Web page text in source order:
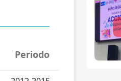
Periodo